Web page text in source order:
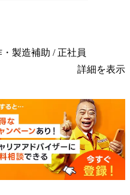
製造補助 / 正社員
詳細を表示